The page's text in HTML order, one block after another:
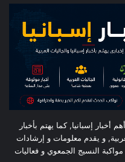
أخبار إسبانيا, كما يهتم بأخبار
و يقدم معلومات و إرشادات
مواكبة النسيج الجمعوي و فعاليات